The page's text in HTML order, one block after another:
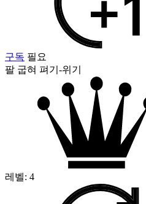
구독 필요
팔 굽혀 펴기-위기
레벨: 4